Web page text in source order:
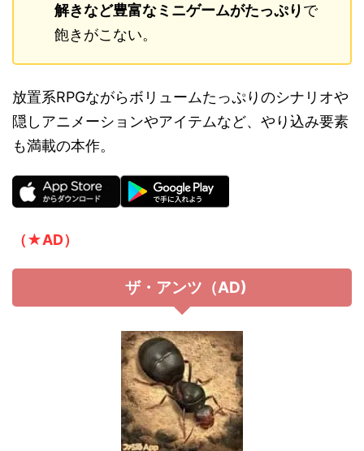
解きなど豊富なミニゲームがたっぷりで
飽きがこない。
放置系RPGながらボリュームたっぷりのシナリオや
隠しアニメーションやアイテムなど、やり込み要素
も満載の本作。
（★AD）
ザ・アンツ（AD)